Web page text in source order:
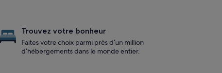
Trouvez votre bonheur
Faites votre choix parmi près d’un million
d’hébergements dans le monde entier.